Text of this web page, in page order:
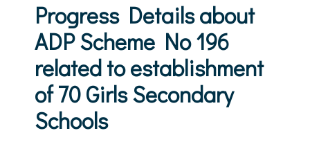
Progress Details about
ADP Scheme No 196
related to establishment
of 70 Girls Secondary
Schools